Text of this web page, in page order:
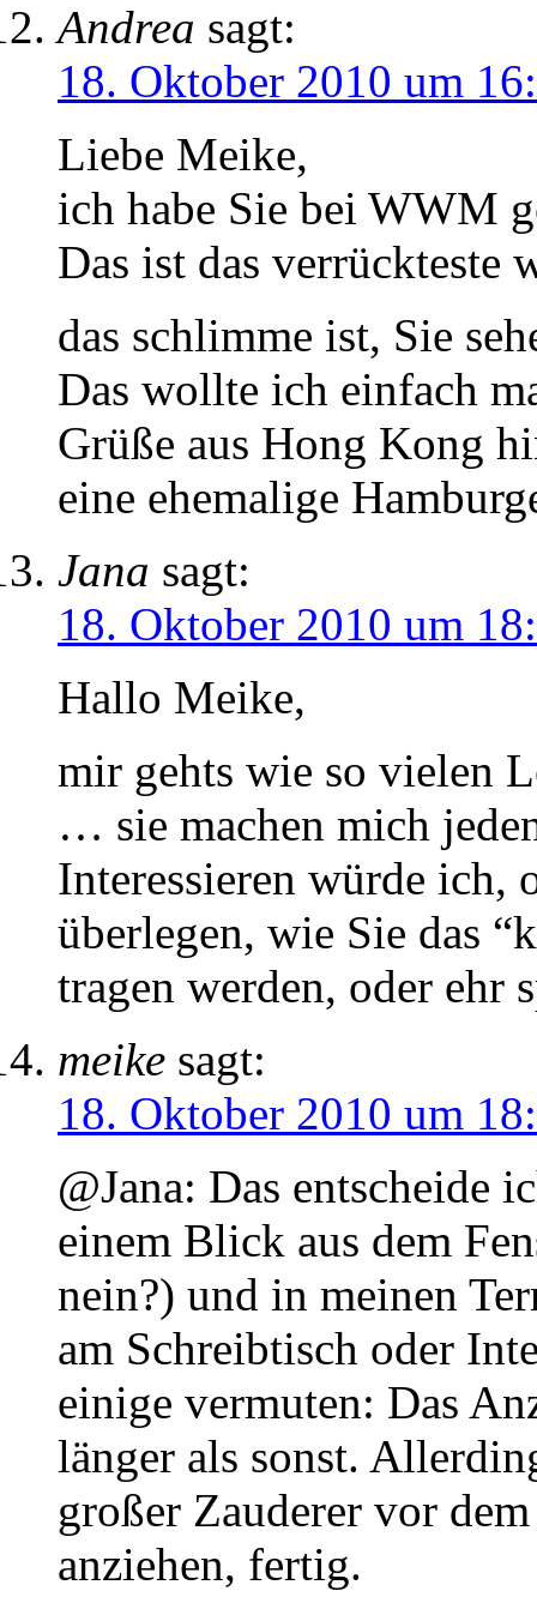
Andrea sagt:
18. Oktober 2010 um
Liebe Meike,
ich habe Sie bei WWM
Das ist das verrückteste
das schlimme ist, Sie
Das wollte ich einfach
Grüße aus Hong Kong
eine ehemalige
Jana sagt:
18. Oktober 2010 um
Hallo Meike,
mir gehts wie so vielen
… sie machen mich
Interessieren würde ich,
überlegen, wie Sie das
tragen werden, oder ehr
meike sagt:
18. Oktober 2010 um
@Jana: Das entscheide
einem Blick aus dem
nein?) und in meinen
am Schreibtisch oder
einige vermuten: Das
länger als sonst.
großer Zauderer vor
anziehen, fertig.